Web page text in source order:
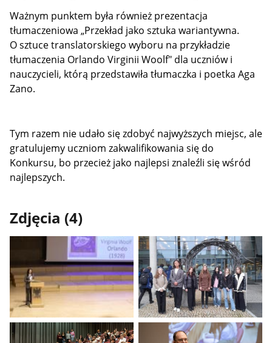
Ważnym punktem była również prezentacja
tłumaczeniowa „Przekład jako sztuka wariantywna.
O sztuce translatorskiego wyboru na przykładzie
tłumaczenia Orlando Virginii Woolf" dla uczniów i
nauczycieli, którą przedstawiła tłumaczka i poetka Aga
Zano.
Tym razem nie udało się zdobyć najwyższych miejsc, ale
gratulujemy uczniom zakwalifikowania się do
Konkursu, bo przecież jako najlepsi znaleźli się wśród
najlepszych.
Zdjęcia (4)
Pokaż
zdjęcie
Pokaż